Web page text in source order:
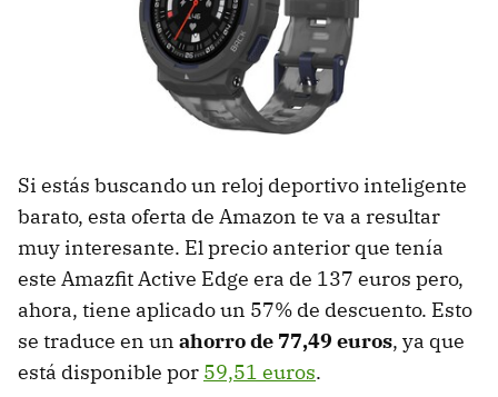
Si estás buscando un reloj deportivo inteligente
barato, esta oferta de Amazon te va a resultar
muy interesante. El precio anterior que tenía
este Amazfit Active Edge era de 137 euros pero,
ahora, tiene aplicado un 57% de descuento. Esto
se traduce en un ahorro de 77,49 euros, ya que
está disponible por 59,51 euros.